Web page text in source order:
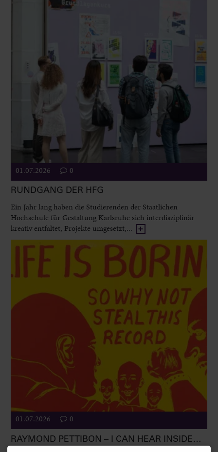
01.07.2026 0
RUNDGANG DER HFG
Ein Jahr lang haben die Studierenden der Staatlichen
Hochschule für Gestaltung Karlsruhe sich interdisziplinär
kreativ entfaltet, Projekte umgesetzt,...
01.07.2026 0
RAYMOND PETTIBON – I CAN HEAR INSIDE…